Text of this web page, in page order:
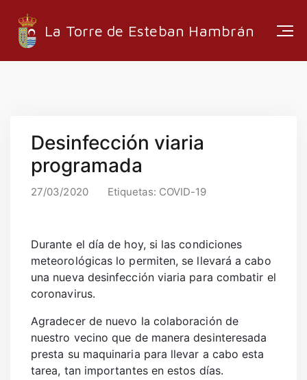
La Torre de Esteban Hambrán
EMPRESAS LOCALES
RUTAS Y SENDEROS
INFORMACIÓN
EMPLEO
DEPORTES
URBANISMO
Desinfección viaria
programada
27/03/2020 Etiquetas: COVID-19
Durante el día de hoy, si las condiciones
meteorológicas lo permiten, se llevará a cabo
una nueva desinfección viaria para combatir el
coronavirus.
Agradecer de nuevo la colaboración de
nuestro vecino que de manera desinteresada
presta su maquinaria para llevar a cabo esta
tarea, tan importantes en estos días.